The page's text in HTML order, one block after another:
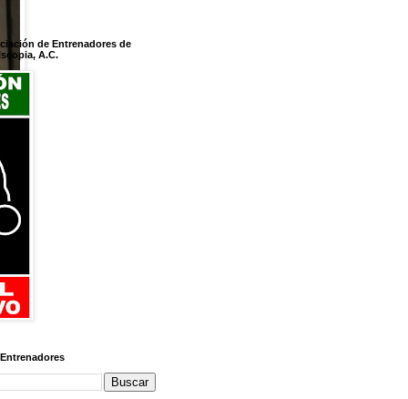
de Entrenadores de
A.C.